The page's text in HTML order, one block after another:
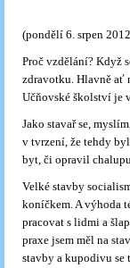
(pondělí 6. srpen
Proč vzdělání? Když
zdravotku. Hlavně ať
Učňovské školství je
Jako stavař se,
v tvrzení, že tehdy
byt, či opravil
Velké stavby
koníčkem. A výhoda
pracovat s lidmi a
praxe jsem měl na
stavby a kupodivu se